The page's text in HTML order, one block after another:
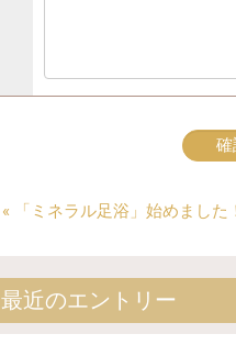
« 「ミネラル足浴」始めました
最近のエントリー